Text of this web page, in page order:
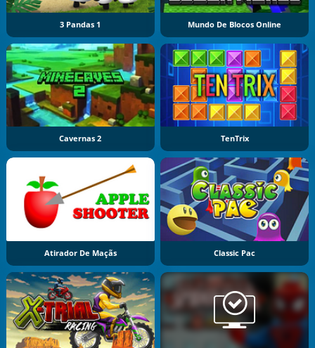
3 Pandas 1 Mundo De Blocos Online
Cavernas 2 TenTrix
Atirador De Maçãs Classic Pac